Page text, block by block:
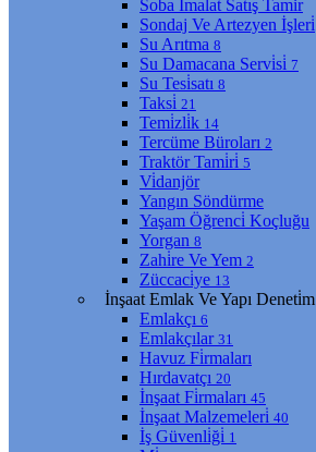
Soba İmalat Satış Tami̇r
Sondaj Ve Artezyen İşleri̇
Su Arıtma 8
Su Damacana Servi̇si̇ 7
Su Tesi̇satı 8
Taksi̇ 21
Temi̇zli̇k 14
Tercüme Büroları 2
Traktör Tami̇ri̇ 5
Vi̇danjör
Yangın Söndürme
Yaşam Öğrenci̇ Koçluğu
Yorgan 8
Zahi̇re Ve Yem 2
Züccaci̇ye 13
İnşaat Emlak Ve Yapı Deneti̇m
Emlakçı 6
Emlakçılar 31
Havuz Fi̇rmaları
Hırdavatçı 20
İnşaat Fi̇rmaları 45
İnşaat Malzemeleri̇ 40
İş Güvenli̇ği̇ 1